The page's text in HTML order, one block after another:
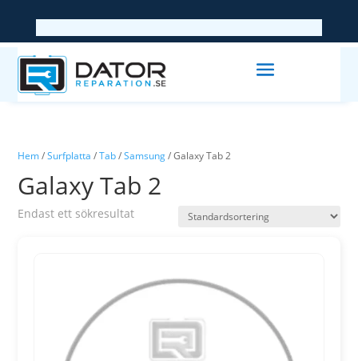
Hem/Surfplatta /Tab/Samsung/ Galaxy Tab 2
Galaxy Tab 2
Endast ett sökresultat